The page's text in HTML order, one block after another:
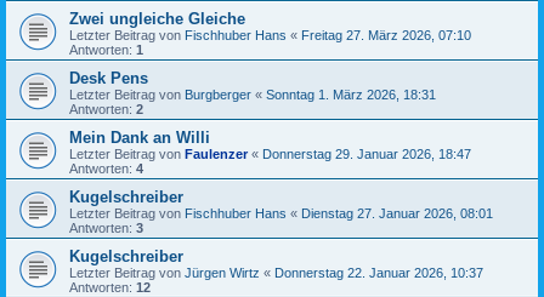
Zwei ungleiche Gleiche
Letzter Beitrag von Fischhuber Hans « Freitag 27. März 2026, 07:10
Antworten: 1
Desk Pens
Letzter Beitrag von Burgberger « Sonntag 1. März 2026, 18:31
Antworten: 2
Mein Dank an Willi
Letzter Beitrag von Faulenzer« Donnerstag 29. Januar 2026, 18:47
Antworten: 4
Kugelschreiber
Letzter Beitrag von Fischhuber Hans « Dienstag 27. Januar 2026, 08:01
Antworten: 3
Kugelschreiber
Letzter Beitrag von Jürgen Wirtz « Donnerstag 22. Januar 2026, 10:37
Antworten: 12